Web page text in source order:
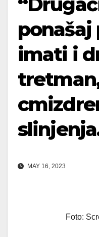
ponašaj
imati i
MAY 16, 2023
Foto: